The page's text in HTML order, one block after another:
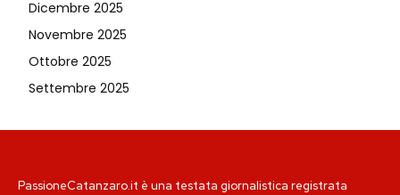
Dicembre 2025
Novembre 2025
Ottobre 2025
Settembre 2025
PassioneCatanzaro.it è una testata giornalistica registrata